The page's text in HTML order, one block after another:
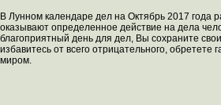
В Лунном календаре дел на Октябрь 2017 года
оказывают определенное действие на дела
благоприятный день для дел, Вы сохраните
избавитесь от всего отрицательного,
миром.